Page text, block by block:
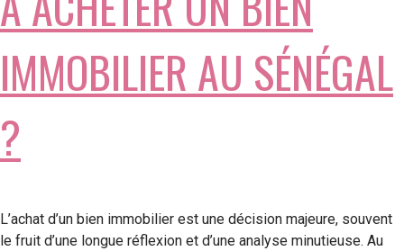
IMMOBILIER AU SÉNÉGAL
?
L’achat d’un bien immobilier est une décision majeure, souvent
le fruit d’une longue réflexion et d’une analyse minutieuse. Au